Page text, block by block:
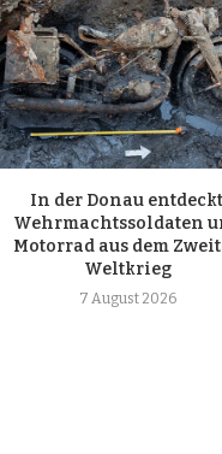
In der Donau
Wehrmachtssoldaten
Motorrad aus dem
Weltkrieg
7 August 2026